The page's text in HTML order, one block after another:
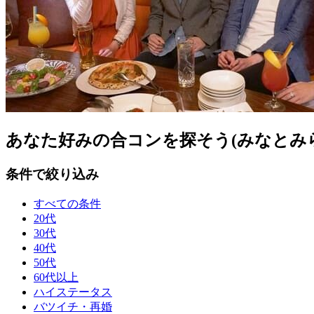
あなた好みの合コンを探そう(みなとみ
条件で絞り込み
すべての条件
20代
30代
40代
50代
60代以上
ハイステータス
バツイチ・再婚